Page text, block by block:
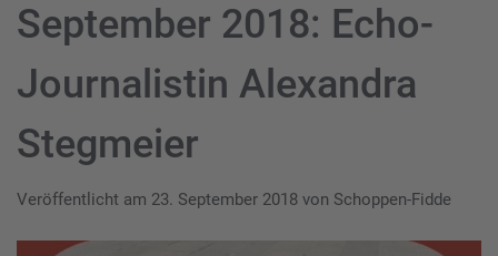
September 2018: Echo-
Journalistin Alexandra
Stegmeier
Veröffentlicht am 23. September 2018 von Schoppen-Fidde